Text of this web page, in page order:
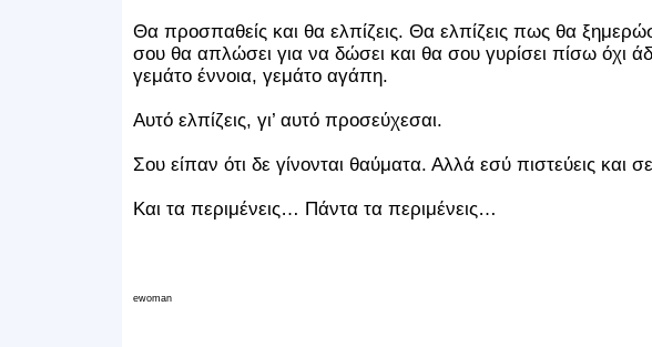
Θα προσπαθείς και θα ελπίζεις. Θα ελπίζεις πως θα
σου θα απλώσει για να δώσει και θα σου γυρίσει πίσω όχι
γεμάτο έννοια, γεμάτο αγάπη.
Αυτό ελπίζεις, γι’ αυτό προσεύχεσαι.
Σου είπαν ότι δε γίνονται θαύματα. Αλλά εσύ πιστεύεις και
Και τα περιμένεις… Πάντα τα περιμένεις…
ewoman